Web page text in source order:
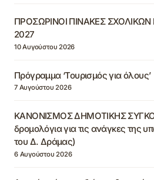
ΠΡΟΣΩΡΙΝΟΙ ΠΙΝΑΚΕΣ ΣΧΟΛΙΚΩΝ
2027
10 Αυγούστου 2026
Πρόγραμμα ‘Τουρισμός για όλους’
7 Αυγούστου 2026
ΚΑΝΟΝΙΣΜΟΣ ΔΗΜΟΤΙΚΗΣ
δρομολόγια για τις ανάγκες της
του Δ. Δράμας)
6 Αυγούστου 2026